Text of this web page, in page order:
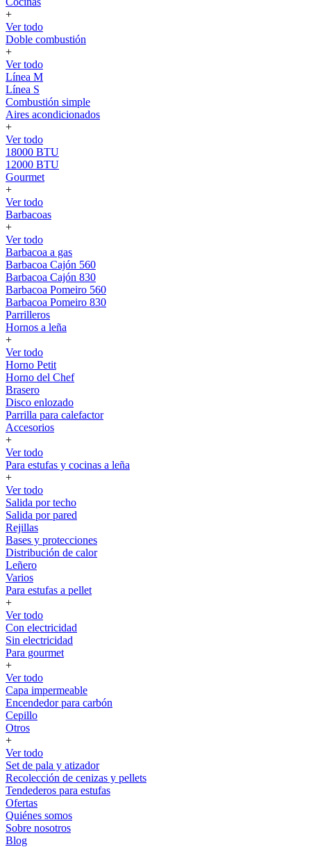
+
Ver todo
Doble combustión
+
Ver todo
Línea M
Línea S
Combustión simple
Aires acondicionados
+
Ver todo
18000 BTU
12000 BTU
Gourmet
+
Ver todo
Barbacoas
+
Ver todo
Barbacoa a gas
Barbacoa Cajón 560
Barbacoa Cajón 830
Barbacoa Pomeiro 560
Barbacoa Pomeiro 830
Parrilleros
Hornos a leña
+
Ver todo
Horno Petit
Horno del Chef
Brasero
Disco enlozado
Parrilla para calefactor
Accesorios
+
Ver todo
Para estufas y cocinas a leña
+
Ver todo
Salida por techo
Salida por pared
Rejillas
Bases y protecciones
Distribución de calor
Leñero
Varios
Para estufas a pellet
+
Ver todo
Con electricidad
Sin electricidad
Para gourmet
+
Ver todo
Capa impermeable
Encendedor para carbón
Cepillo
Otros
+
Ver todo
Set de pala y atizador
Recolección de cenizas y pellets
Tendederos para estufas
Ofertas
Quiénes somos
Sobre nosotros
Blog